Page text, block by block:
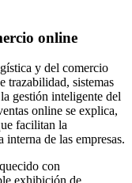
online
y del comercio
trazabilidad, sistemas
gestión inteligente del
online se explica,
facilitan la
de las empresas.
con